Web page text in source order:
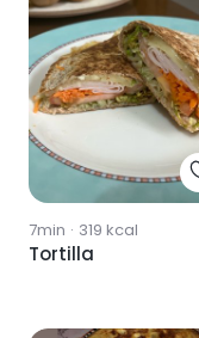
7min · 319 kcal
Tortilla